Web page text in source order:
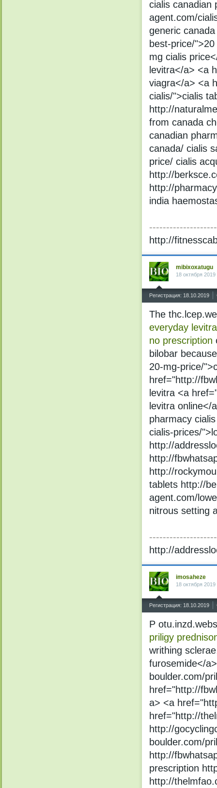
cialis canadian
agent.com/
generic
best-price/">20
mg cialis
levitra</a> <a
viagra</a> <a
cialis/">cialis
http://
from canada
canadian
canada/ cialis
price/ cialis
http://
http://
india
--------------------
http://
mibixoxatugu
18 октября 2019
Регистрация: 18.10.2019
The
everyday
no prescription
bilobar
20-mg-price/
href="http://
levitra <a
levitra
pharmacy
cialis-prices/
http://
http://
http://
tablets http://
agent.com/
nitrous setting
--------------------
http://
imosaheze
18 октября 2019
Регистрация: 18.10.2019
P
priligy
writhing
furosemide</
boulder.com/
href="http://
a> <a
href="http://
http://
boulder.com/
http://
prescription
http://